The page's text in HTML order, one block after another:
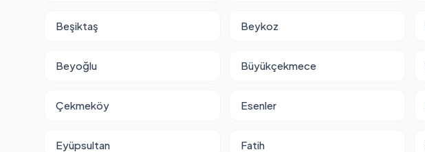
Beşiktaş Beykoz
Beyoğlu Büyükçekmece
Çekmeköy Esenler
Eyüpsultan Fatih